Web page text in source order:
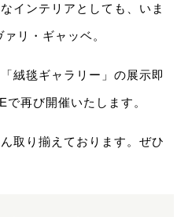
インテリアとしても、いま
リ・ギャッベ。
絨毯ギャラリー」の展示即
で再び開催いたします。
取り揃えております。ぜひ